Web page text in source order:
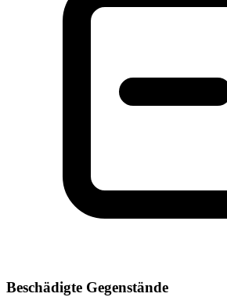
Beschädigte Gegenstände